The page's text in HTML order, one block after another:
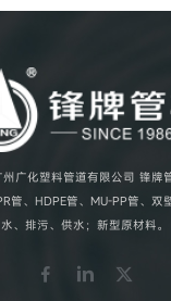
广化塑料管道有限公司 锋牌
管、HDPE管、MU-PP管、双
水、排污、供水；新型原材料。